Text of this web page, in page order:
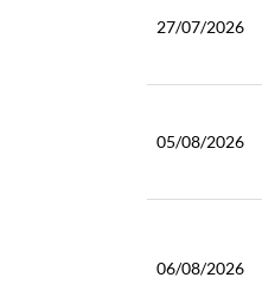
27/07/2026
05/08/2026
06/08/2026